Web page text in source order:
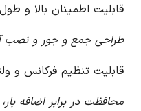
قابلیت اطمینان بالا و
طراحی جمع و جور و نصب
قابلیت تنظیم فرکانس و
محافظت در برابر اضافه بار،